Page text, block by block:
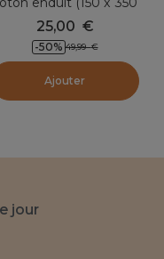
cm) Boston Multicolore
25,00 €
-50% 49,99 €
Ajouter
jour